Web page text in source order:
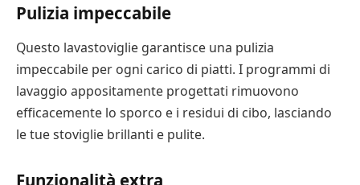
Pulizia impeccabile
Questo lavastoviglie garantisce una pulizia
impeccabile per ogni carico di piatti. I programmi di
lavaggio appositamente progettati rimuovono
efficacemente lo sporco e i residui di cibo, lasciando
le tue stoviglie brillanti e pulite.
Funzionalità extra